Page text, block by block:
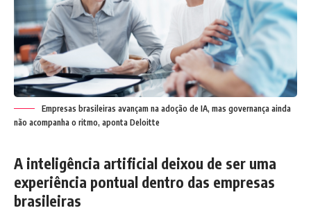
Empresas brasileiras avançam na adoção de IA, mas governança ainda
não acompanha o ritmo, aponta Deloitte
A inteligência artificial deixou de ser uma
experiência pontual dentro das empresas
brasileiras